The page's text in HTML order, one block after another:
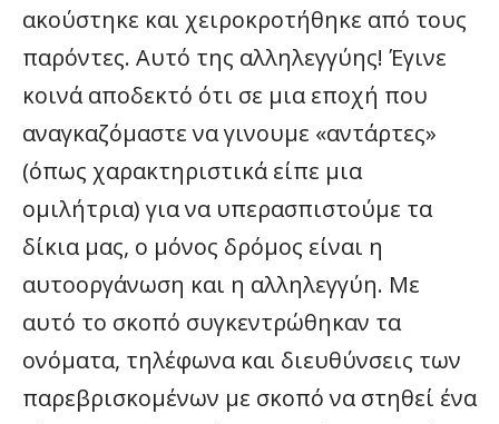
ακούστηκε και χειροκροτήθηκε από τους
παρόντες. Αυτό της αλληλεγγύης! Έγινε
κοινά αποδεκτό ότι σε μια εποχή που
αναγκαζόμαστε να γινουμε «αντάρτες»
(όπως χαρακτηριστικά είπε μια
ομιλήτρια) για να υπερασπιστούμε τα
δίκια μας, ο μόνος δρόμος είναι η
αυτοοργάνωση και η αλληλεγγύη. Με
αυτό το σκοπό συγκεντρώθηκαν τα
ονόματα, τηλέφωνα και διευθύνσεις των
παρεβρισκομένων με σκοπό να στηθεί ένα